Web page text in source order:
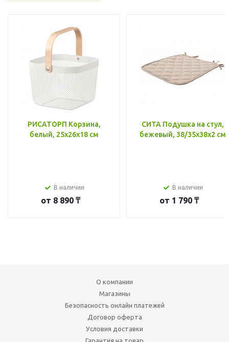
РИСАТОРП Корзина,
белый, 25x26x18 см
В наличии
от 8 890 ₸
СИТА Подушка на стул,
бежевый, 38/35x38x2 см
В наличии
от 1 790 ₸
О компании
Магазины
Безопасность онлайн платежей
Договор оферта
Условия доставки
Гарантия на товар